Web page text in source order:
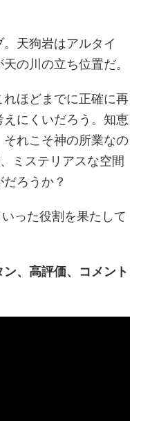
天狗岩はアルタイ
の川の立ち位置だ。
ほどまでに正確に再
にくいだろう。知恵
れこそ神の所業なの
ミステリアスな空間
ろうか？
った役割を果たして
、高評価、コメント